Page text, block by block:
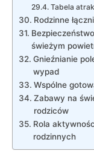
Tabela
Rodzinne
świeżym
Gnieźnianie
wypad
Wspólne
Zabawy na
rodziców
Rola
rodzinnych